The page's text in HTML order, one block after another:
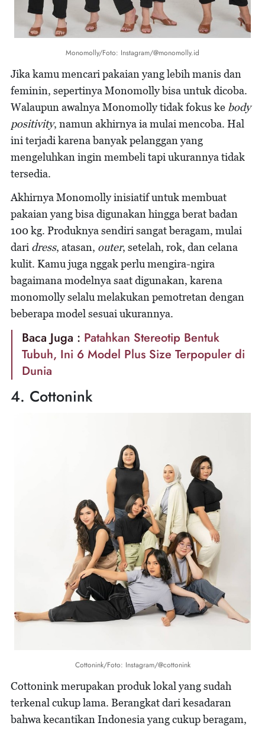
Monomolly/Foto: Instagram/@monomolly.id
Jika kamu mencari pakaian yang lebih manis dan
feminin, sepertinya Monomolly bisa untuk dicoba.
Walaupun awalnya Monomolly tidak fokus ke body
positivity, namun akhirnya ia mulai mencoba. Hal
ini terjadi karena banyak pelanggan yang
mengeluhkan ingin membeli tapi ukurannya tidak
tersedia.
Akhirnya Monomolly inisiatif untuk membuat
pakaian yang bisa digunakan hingga berat badan
100 kg. Produknya sendiri sangat beragam, mulai
dari dress, atasan, outer, setelah, rok, dan celana
kulit. Kamu juga nggak perlu mengira-ngira
bagaimana modelnya saat digunakan, karena
monomolly selalu melakukan pemotretan dengan
beberapa model sesuai ukurannya.
Baca Juga : Patahkan Stereotip Bentuk
Tubuh, Ini 6 Model Plus Size Terpopuler di
Dunia
4. Cottonink
Cottonink/Foto: Instagram/@cottonink
Cottonink merupakan produk lokal yang sudah
terkenal cukup lama. Berangkat dari kesadaran
bahwa kecantikan Indonesia yang cukup beragam,